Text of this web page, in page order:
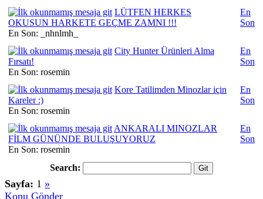
LÜTFEN HERKES
OKUSUN HARKETE GEÇME ZAMNI !!!
En Son: _nhnlmh_
En
Son
City Hunter Ürünleri Alma
Fırsatı!
En Son: rosemin
En
Son
Kore Tatilimden Minozlar için
Kareler :)
En Son: rosemin
En
Son
ANKARALI MINOZLAR
FİLM GÜNÜNDE BULUŞUYORUZ
En Son: rosemin
En
Son
Search:
Sayfa: 1 »
Konu Gönder